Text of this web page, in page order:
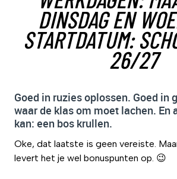
DINSDAG EN
STARTDATUM:
26/27
Goed in ruzies oplossen. Goed in
waar de klas om moet lachen. En
kan: een bos krullen.
Oke, dat laatste is geen vereiste.
levert het je wel bonuspunten op. 😉